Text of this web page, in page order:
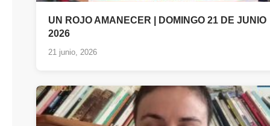
UN ROJO AMANECER | DOMINGO 21 DE JUNIO
2026
21 junio, 2026